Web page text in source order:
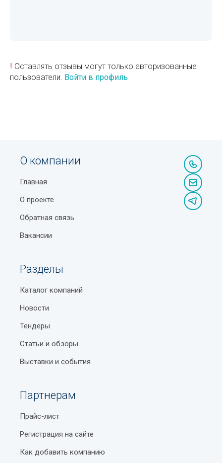
! Оставлять отзывы могут только авторизованные
пользователи. Войти в профиль
О компании
Главная
О проекте
Обратная связь
Вакансии
Разделы
Каталог компаний
Новости
Тендеры
Статьи и обзоры
Выставки и события
Партнерам
Прайс-лист
Регистрация на сайте
Как добавить компанию